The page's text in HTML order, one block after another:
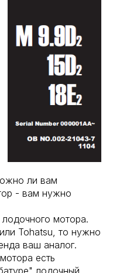
ли вам
- вам нужно
мотора.
Tohatsu, то нужно
ваш аналог.
есть
лодочный